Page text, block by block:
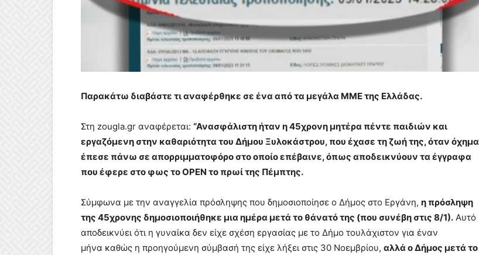
Παρακάτω διαβάστε τι αναφέρθηκε σε ένα από τα μεγάλα ΜΜΕ της Ελλάδας.
Στη zougla.gr αναφέρεται: “Ανασφάλιστη ήταν η 45χρονη μητέρα πέντε παιδιών και
εργαζόμενη στην καθαριότητα του Δήμου Ξυλοκάστρου, που έχασε τη ζωή της, όταν όχημα
έπεσε πάνω σε απορριμματοφόρο στο οποίο επέβαινε, όπως αποδεικνύουν τα έγγραφα
που έφερε στο φως το OPEN το πρωί της Πέμπτης.
Σύμφωνα με την αναγγελία πρόσληψης που δημοσιοποίησε ο Δήμος στο Εργάνη, η πρόσληψη
της 45χρονης δημοσιοποιήθηκε μια ημέρα μετά το θάνατό της (που συνέβη στις 8/1). Αυτό
αποδεικνύει ότι η γυναίκα δεν είχε σχέση εργασίας με το Δήμο τουλάχιστον για έναν
μήνα καθώς η προηγούμενη σύμβασή της είχε λήξει στις 30 Νοεμβρίου, αλλά ο Δήμος μετά το